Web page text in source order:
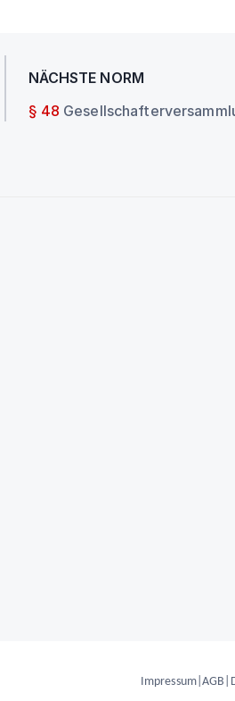
NÄCHSTE NORM
§ 48
Impressum|AGB